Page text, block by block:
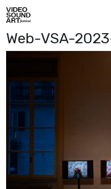
Vai al contenuto
Video Sound Art
Web-VSA-